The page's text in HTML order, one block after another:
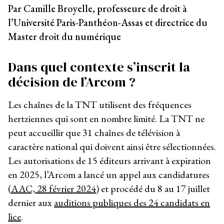
Par Camille Broyelle, professeure de droit à
l’Université Paris-Panthéon-Assas et directrice du
Master droit du numérique
Dans quel contexte s’inscrit la
décision de l’Arcom ?
Les chaînes de la TNT utilisent des fréquences
hertziennes qui sont en nombre limité. La TNT ne
peut accueillir que 31 chaînes de télévision à
caractère national qui doivent ainsi être sélectionnées.
Les autorisations de 15 éditeurs arrivant à expiration
en 2025, l’Arcom a lancé un appel aux candidatures
(AAC, 28 février 2024) et procédé du 8 au 17 juillet
dernier auxauditions publiques des 24 candidats en
lice.